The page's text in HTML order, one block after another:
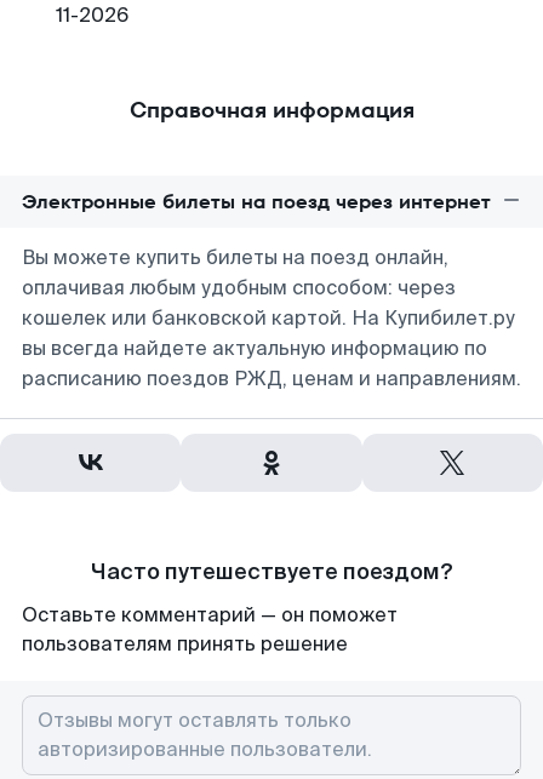
11-2026
Справочная информация
Электронные билеты на поезд через интернет
Вы можете купить билеты на поезд онлайн,
оплачивая любым удобным способом: через
кошелек или банковской картой. На Купибилет.ру
вы всегда найдете актуальную информацию по
расписанию поездов РЖД, ценам и направлениям.
Часто путешествуете поездом?
Оставьте комментарий — он поможет
пользователям принять решение